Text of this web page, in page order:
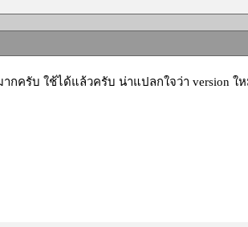
กครับ ใช้ได้แล้วครับ น่าแปลกใจว่า version ใ